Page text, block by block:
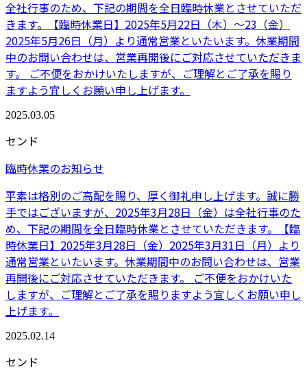
全社行事のため、下記の期間を全日臨時休業とさせていただ
きます。【臨時休業日】2025年5月22日（木）〜23（金）
2025年5月26日（月）より通常営業といたいます。休業期間
中のお問い合わせは、営業再開後にご対応させていただきま
す。 ご不便をおかけいたしますが、ご理解とご了承を賜り
ますよう宜しくお願い申し上げます。
2025.03.05
センド
臨時休業のお知らせ
平素は格別のご高配を賜り、厚く御礼申し上げます。誠に勝
手ではございますが、2025年3月28日（金）は全社行事のた
め、下記の期間を全日臨時休業とさせていただきます。【臨
時休業日】2025年3月28日（金）2025年3月31日（月）より
通常営業といたいます。休業期間中のお問い合わせは、営業
再開後にご対応させていただきます。 ご不便をおかけいた
しますが、ご理解とご了承を賜りますよう宜しくお願い申し
上げます。
2025.02.14
センド